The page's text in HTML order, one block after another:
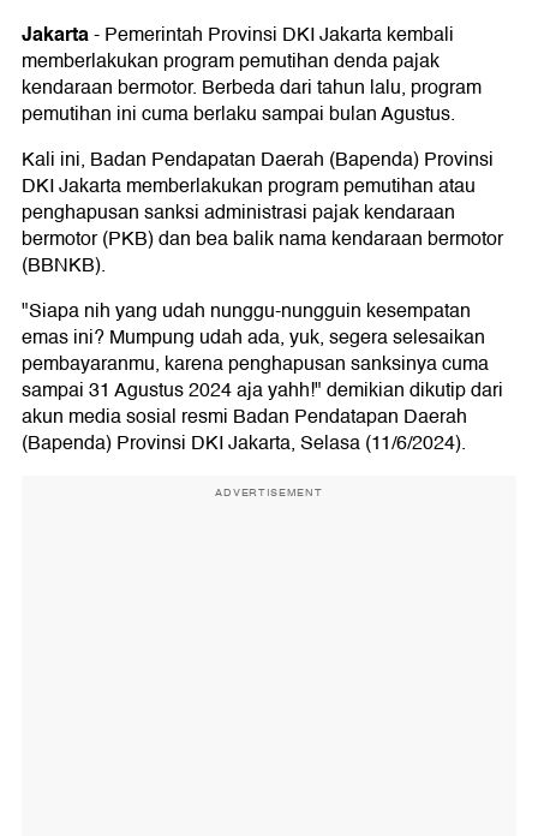
Jakarta-Pemerintah Provinsi DKI Jakarta kembali
memberlakukan program pemutihan denda pajak
kendaraan bermotor. Berbeda dari tahun lalu, program
pemutihan ini cuma berlaku sampai bulan Agustus.
Kali ini, Badan Pendapatan Daerah (Bapenda) Provinsi
DKI Jakarta memberlakukan program pemutihan atau
penghapusan sanksi administrasi pajak kendaraan
bermotor (PKB) dan bea balik nama kendaraan bermotor
(BBNKB).
"Siapa nih yang udah nunggu-nungguin kesempatan
emas ini? Mumpung udah ada, yuk, segera selesaikan
pembayaranmu, karena penghapusan sanksinya cuma
sampai 31 Agustus 2024 aja yahh!" demikian dikutip dari
akun media sosial resmi Badan Pendatapan Daerah
(Bapenda) Provinsi DKI Jakarta, Selasa (11/6/2024).
ADVERTISEMENT